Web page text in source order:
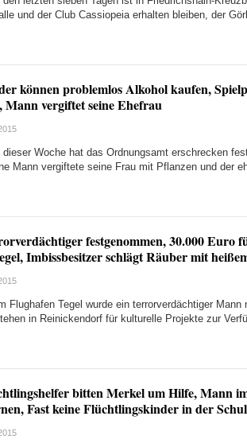
und der Club Cassiopeia erhalten bleiben, der
können problemlos Alkohol kaufen,
Mann vergiftet seine Ehefrau
dieser Woche hat das Ordnungsamt erschrecken
Mann vergiftete seine Frau mit Pflanzen und der
festgenommen, 30.000
Imbissbesitzer schlägt Räuber mit
Flughafen Tegel wurde ein terrorverdächtiger
in Reinickendorf für kulturelle Projekte zur
bitten Merkel um Hilfe, Mann
Fast keine Flüchtlingskinder in der